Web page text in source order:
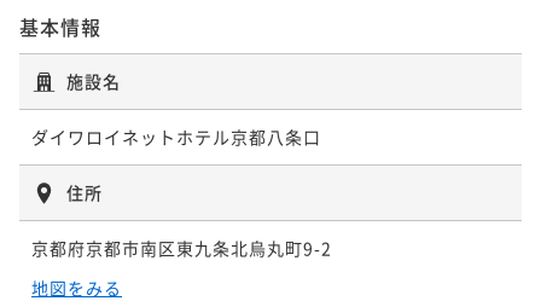
基本情報
施設名
ダイワロイネットホテル京都八条口
住所
京都府京都市南区東九条北烏丸町9-2
地図をみる